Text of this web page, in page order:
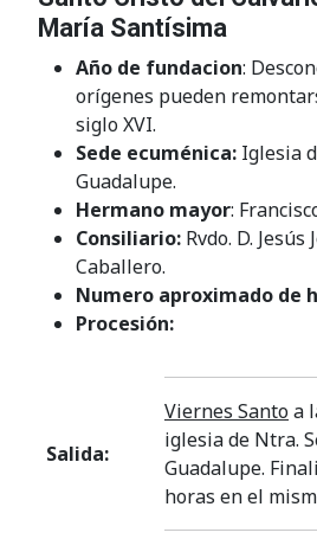
María Santísima
Año de fundacion:
orígenes pueden
siglo XVI.
Sede ecuménica: Iglesia
Guadalupe.
Hermano mayor:
Consiliario: Rvdo. D.
Caballero.
Numero aproximado de
Procesión:
Salida:
Viernes Santoa
iglesia de Ntra.
Guadalupe.
horas en el